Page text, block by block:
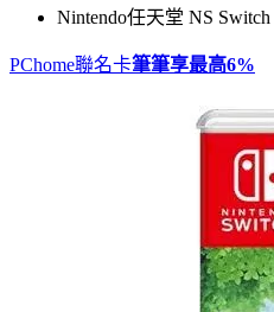
Nintendo任天堂 NS
PChome聯名卡筆筆享最高6%